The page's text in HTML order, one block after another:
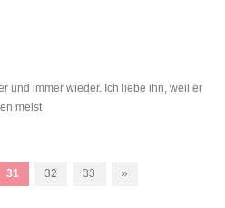
und immer wieder. Ich liebe ihn, weil er
meist
31 32 33
Nächste
»